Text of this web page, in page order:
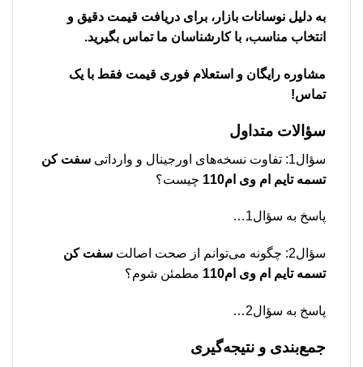
به دلیل نوسانات بازار، برای دریافت قیمت دقیق و
انتخاب مناسب، با کارشناسان ما تماس بگیرید.
مشاوره رایگان و استعلام فوری قیمت فقط با یک
تماس!
سؤالات متداول
سؤال1: تفاوت نسخه‌های اورجینال و وارداتی
سفت کن
تسمه تایم ام وی ام110
چیست؟
پاسخ به سؤال1…
سؤال2: چگونه می‌توانم از صحت اصالت
سفت کن
تسمه تایم ام وی ام110
مطمئن شوم؟
پاسخ به سؤال2…
جمع‌بندی و نتیجه‌گیری